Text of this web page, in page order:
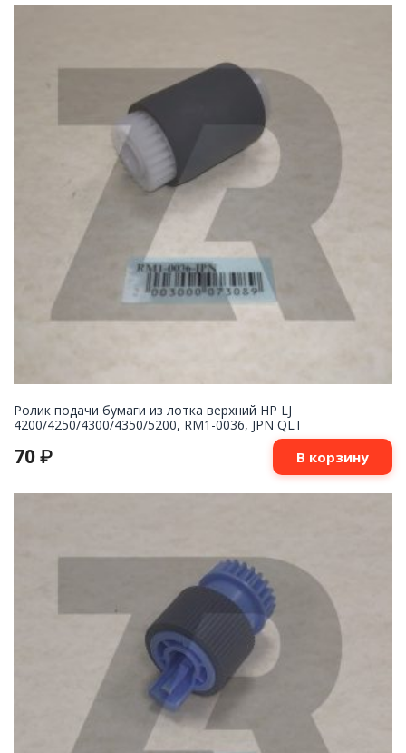
Ролик подачи бумаги из лотка верхний HP LJ
4200/4250/4300/4350/5200, RM1-0036, JPN QLT
70 ₽ В корзину